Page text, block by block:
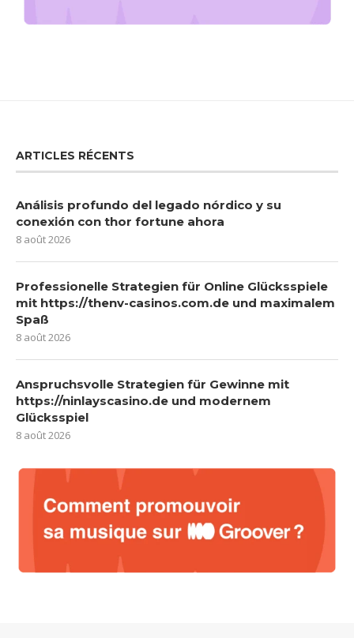
ARTICLES RÉCENTS
Análisis profundo del legado nórdico y su
conexión con thor fortune ahora
8 août 2026
Professionelle Strategien für Online Glücksspiele
mit https://thenv-casinos.com.de und maximalem
Spaß
8 août 2026
Anspruchsvolle Strategien für Gewinne mit
https://ninlayscasino.de und modernem
Glücksspiel
8 août 2026